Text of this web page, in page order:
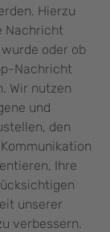
Hierzu
Nachricht
oder ob
Nachricht
Wir nutzen
und
den
Ihre
unserer
verbessern.